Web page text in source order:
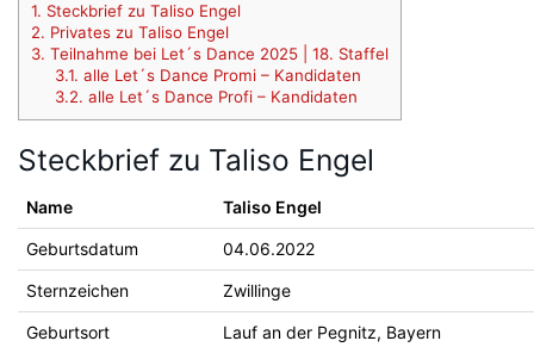
1. Steckbrief zu Taliso Engel
2. Privates zu Taliso Engel
3. Teilnahme bei Let´s Dance 2025 | 18. Staffel
3.1. alle Let´s Dance Promi – Kandidaten
3.2. alle Let´s Dance Profi – Kandidaten
Steckbrief zu Taliso Engel
Name Taliso Engel
Geburtsdatum 04.06.2022
Sternzeichen Zwillinge
Geburtsort Lauf an der Pegnitz, Bayern